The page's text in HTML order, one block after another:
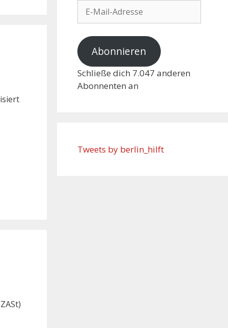
Abonnieren
Schließe dich 7.047 anderen
Abonnenten an
Tweets by berlin_hilft